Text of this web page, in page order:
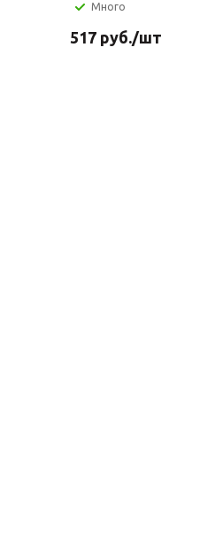
Много
517руб./шт